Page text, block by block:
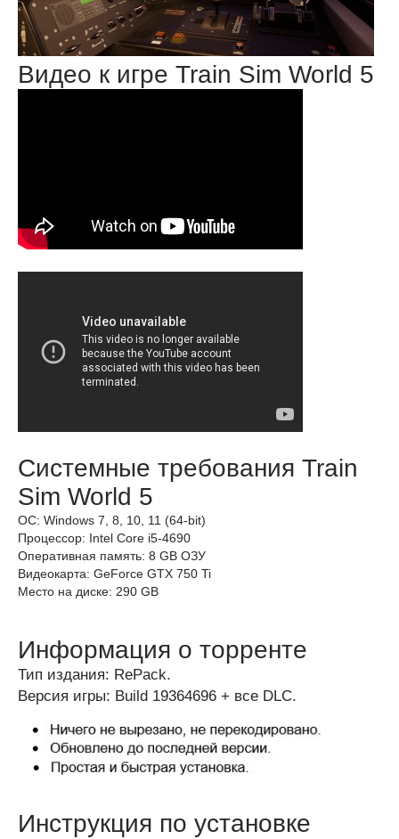
Видео к игре Train Sim World 5
Системные требования Train
Sim World 5
ОС: Windows 7, 8, 10, 11 (64-bit)
Процессор: Intel Core i5-4690
Оперативная память: 8 GB ОЗУ
Видеокарта: GeForce GTX 750 Ti
Место на диске: 290 GB
Информация о торренте
Тип издания: RePack.
Версия игры: Build 19364696 + все DLC.
Инструкция по установке